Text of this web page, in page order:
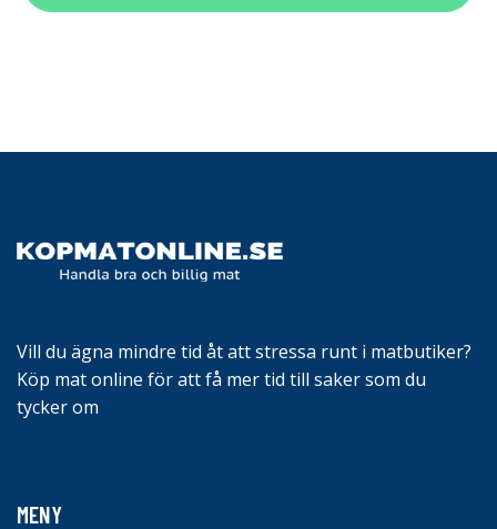
Vill du ägna mindre tid åt att stressa runt i matbutiker?
Köp mat online för att få mer tid till saker som du
tycker om
MENY